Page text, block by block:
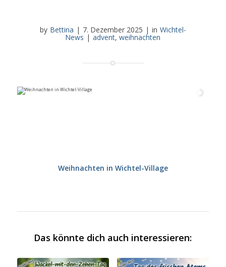
by Bettina | 7. Dezember 2025 | in Wichtel-
News | advent,weihnachten
Weihnachten in Wichtel-Village
Das könnte dich auch interessieren: